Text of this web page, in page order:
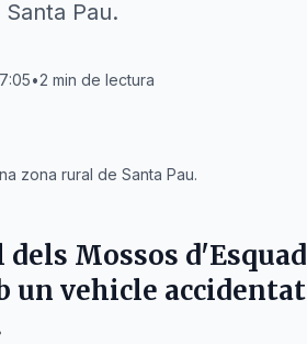
Pau.
•2 min de lectura
zona rural de Santa Pau.
Mossos
un vehicle